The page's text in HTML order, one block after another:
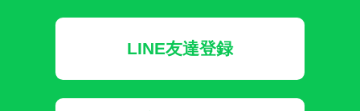
LINE友達登録